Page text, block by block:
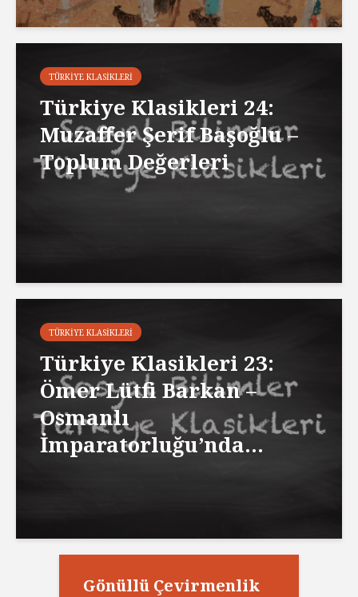
TÜRKIYE KLASIKLERI
Türkiye Klasikleri 24:
Muzaffer Şerif Başoğlu –
Toplum Değerleri
TÜRKIYE KLASIKLERI
Türkiye Klasikleri 23:
Ömer Lütfi Barkan –
Osmanlı
İmparatorluğu’nda...
Gönüllü Çevirmenlik